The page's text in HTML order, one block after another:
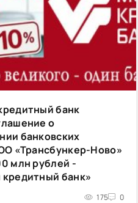
банк
о
банковских
«Трансбункер-Ново»
млн рублей -
банк»
175 0